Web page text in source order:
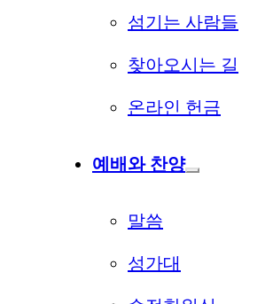
섬기는 사람들
찾아오시는 길
온라인 헌금
예배와 찬양
말씀
성가대